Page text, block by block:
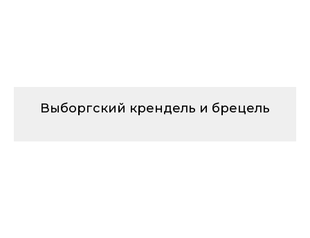
Выборгский крендель и брецель